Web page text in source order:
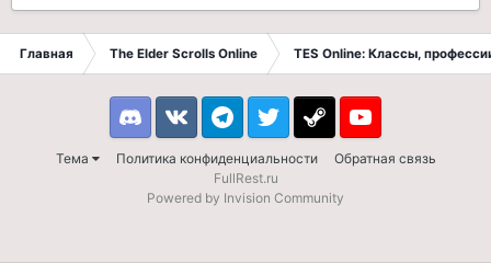
Главная The Elder Scrolls Online TES Online: Классы,
Тема Политика конфиденциальности Обратная связь
DiscordVK TelegramTwitter Steam Youtube
FullRest.ru
Powered by Invision Community